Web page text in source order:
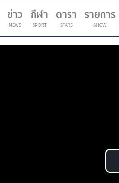
ข่าว
NEWS
กีฬา
SPORT
(current)
ดารา
STARS
รายการ
SHOW